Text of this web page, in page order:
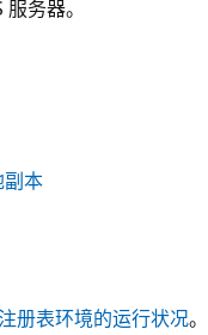
务器。
本
册表环境的运行状况。